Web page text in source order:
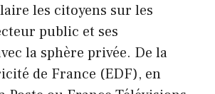
les citoyens sur les
public et ses
la sphère privée. De la
de France (EDF), en